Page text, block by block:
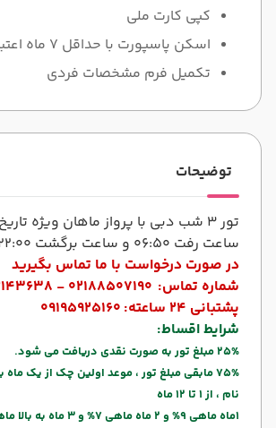
کپی کارت ملی
اسکن پاسپورت با حداقل 7 ماه اعتبار
تکمیل فرم مشخصات فردی
توضیحات
تور 3 شب دبی با پرواز ماهان ویژه تاریخ 28 تیر
ساعت رفت 06:50 و ساعت برگشت 22:00 می باشد.
در صورت درخواست با ما تماس بگیرید
شماره تماس: 02188507190 - 02143638
پشتبانی 24 ساعته:
09195925160
شرایط اقساط:
25% مبلغ تور به صورت نقدی دریافت می شود.
75% مابقی مبلغ تور ، موعد اولین چک از یک
نام ، از 1 تا 12 ماه